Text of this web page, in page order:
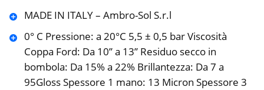
MADE IN ITALY – Ambro-Sol S.r.l
0° C Pressione: a 20°C 5,5 ± 0,5 bar Viscosità
Coppa Ford: Da 10’’ a 13’’ Residuo secco in
bombola: Da 15% a 22% Brillantezza: Da 7 a
95Gloss Spessore 1 mano: 13 Micron Spessore 3